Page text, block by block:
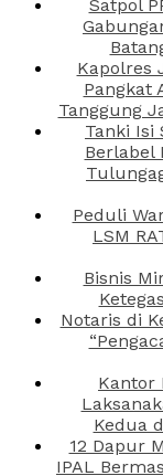
Satpol
Kapolres
Pangkat
Tanggung
Tanki Isi
Berlabel
Peduli
LSM
Bisnis
Notaris di
Kantor
Kedua
12 Dapur
IPAL